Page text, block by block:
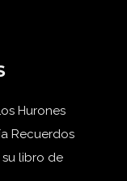
Hurones
Recuerdos
su libro de